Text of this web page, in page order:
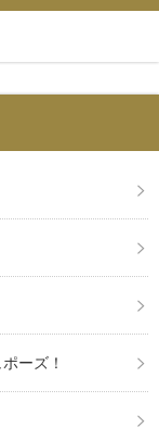
ーズ！